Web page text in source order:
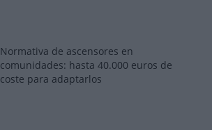
Normativa de ascensores en
comunidades: hasta 40.000 euros de
coste para adaptarlos